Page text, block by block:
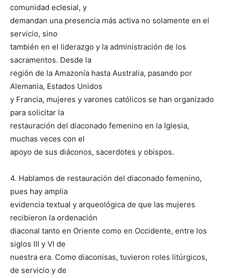
comunidad eclesial, y
demandan una presencia más activa no solamente en el
servicio, sino
también en el liderazgo y la administración de los
sacramentos. Desde la
región de la Amazonía hasta Australia, pasando por
Alemania, Estados Unidos
y Francia, mujeres y varones católicos se han organizado
para solicitar la
restauración del diaconado femenino en la Iglesia,
muchas veces con el
apoyo de sus diáconos, sacerdotes y obispos.
4. Hablamos de restauración del diaconado femenino,
pues hay amplia
evidencia textual y arqueológica de que las mujeres
recibieron la ordenación
diaconal tanto en Oriente como en Occidente, entre los
siglos III y VI de
nuestra era. Como diaconisas, tuvieron roles litúrgicos,
de servicio y de